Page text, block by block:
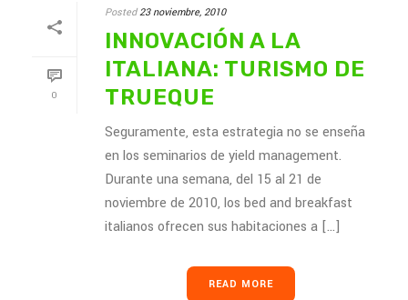
0
Posted 23 noviembre, 2010
INNOVACIÓN A LA
ITALIANA: TURISMO DE
TRUEQUE
Seguramente, esta estrategia no se enseña
en los seminarios de yield management.
Durante una semana, del 15 al 21 de
noviembre de 2010, los bed and breakfast
italianos ofrecen sus habitaciones a [...]
READ MORE